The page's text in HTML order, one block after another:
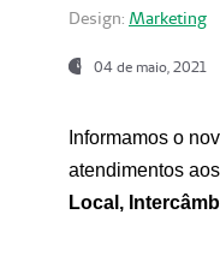
Design: Marketing
04 de maio, 2021
Informamos o
atendimentos
Local,